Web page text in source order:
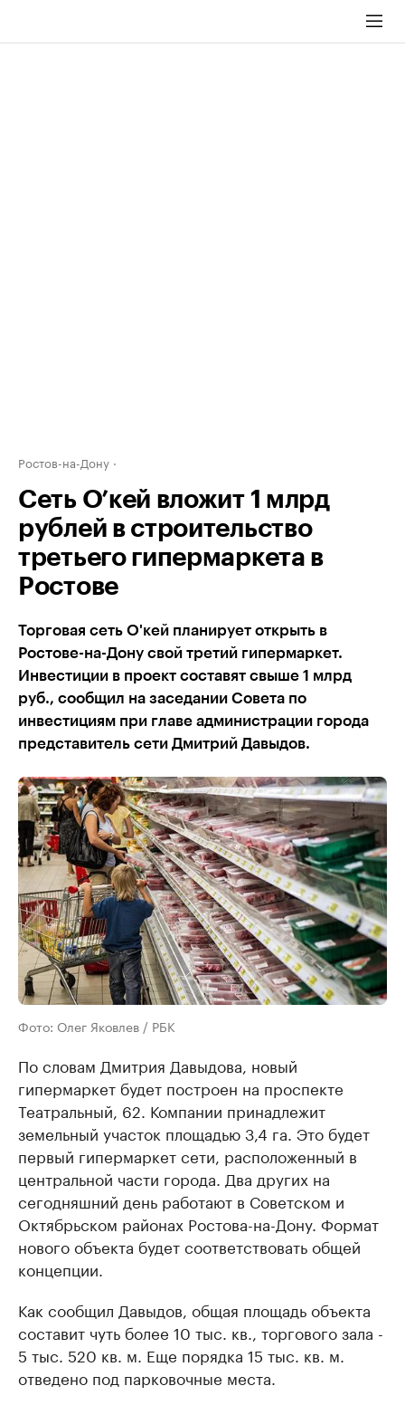
Ростов-на-Дону
Сеть O’кей вложит 1 млрд
рублей в строительство
третьего гипермаркета в
Ростове
Торговая сеть O'кей планирует открыть в
Ростове-на-Дону свой третий гипермаркет.
Инвестиции в проект составят свыше 1 млрд
руб., сообщил на заседании Совета по
инвестициям при главе администрации города
представитель сети Дмитрий Давыдов.
Фото: Олег Яковлев / РБК
По словам Дмитрия Давыдова, новый
гипермаркет будет построен на проспекте
Театральный, 62. Компании принадлежит
земельный участок площадью 3,4 га. Это будет
первый гипермаркет сети, расположенный в
центральной части города. Два других на
сегодняшний день работают в Советском и
Октябрьском районах Ростова-на-Дону. Формат
нового объекта будет соответствовать общей
концепции.
Как сообщил Давыдов, общая площадь объекта
составит чуть более 10 тыс. кв., торгового зала -
5 тыс. 520 кв. м. Еще порядка 15 тыс. кв. м.
отведено под парковочные места.